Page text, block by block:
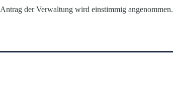
der Verwaltung wird einstimmig angenommen.